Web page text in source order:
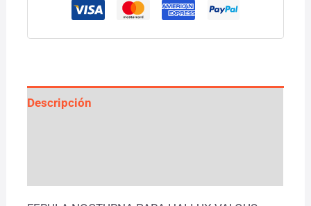
Descripción